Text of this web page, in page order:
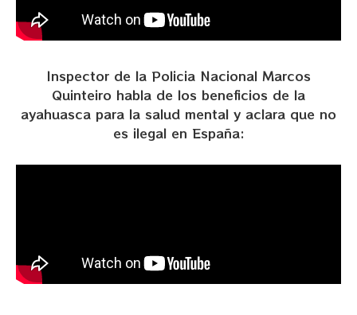
Inspector de la Policia Nacional Marcos
Quinteiro habla de los beneficios de la
ayahuasca para la salud mental y aclara que no
es ilegal en España: